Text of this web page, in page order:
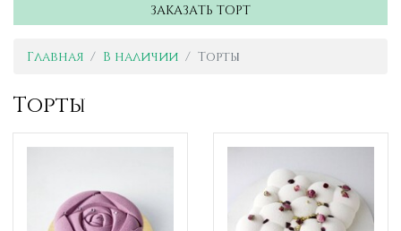
ЗАКАЗАТЬ ТОРТ
Главная В наличии Торты
Торты